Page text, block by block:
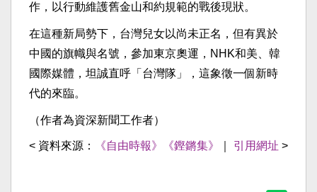
作，以行動維護舊金山和約規範的戰後現狀。
在這種新局勢下，台灣兒女以尚未正名，但有異於
中國的旗幟與名號，參加東京奧運，NHK和美、韓
國際媒體，坦誠直呼「台灣隊」，這象徵一個新時
代的來臨。
（作者為資深新聞工作者）
< 資料來源： 《自由時報》《鏗鏘集》 引用網址 >